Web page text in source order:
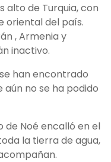
alto de Turquia, con
oriental del país.
, Armenia y
inactivo.
han encontrado
no se ha podido
de Noé encalló en el
la tierra de agua,